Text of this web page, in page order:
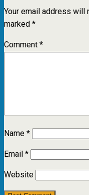
Your email address will
marked*
Comment*
Name*
Email*
Website